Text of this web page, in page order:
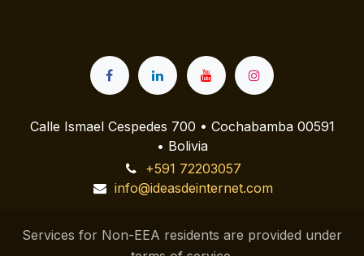
Calle Ismael Cespedes 700 • Cochabamba 00591
• Bolivia
+591 72203057
info@ideasdeinternet.com
Services for Non-EEA residents are provided under